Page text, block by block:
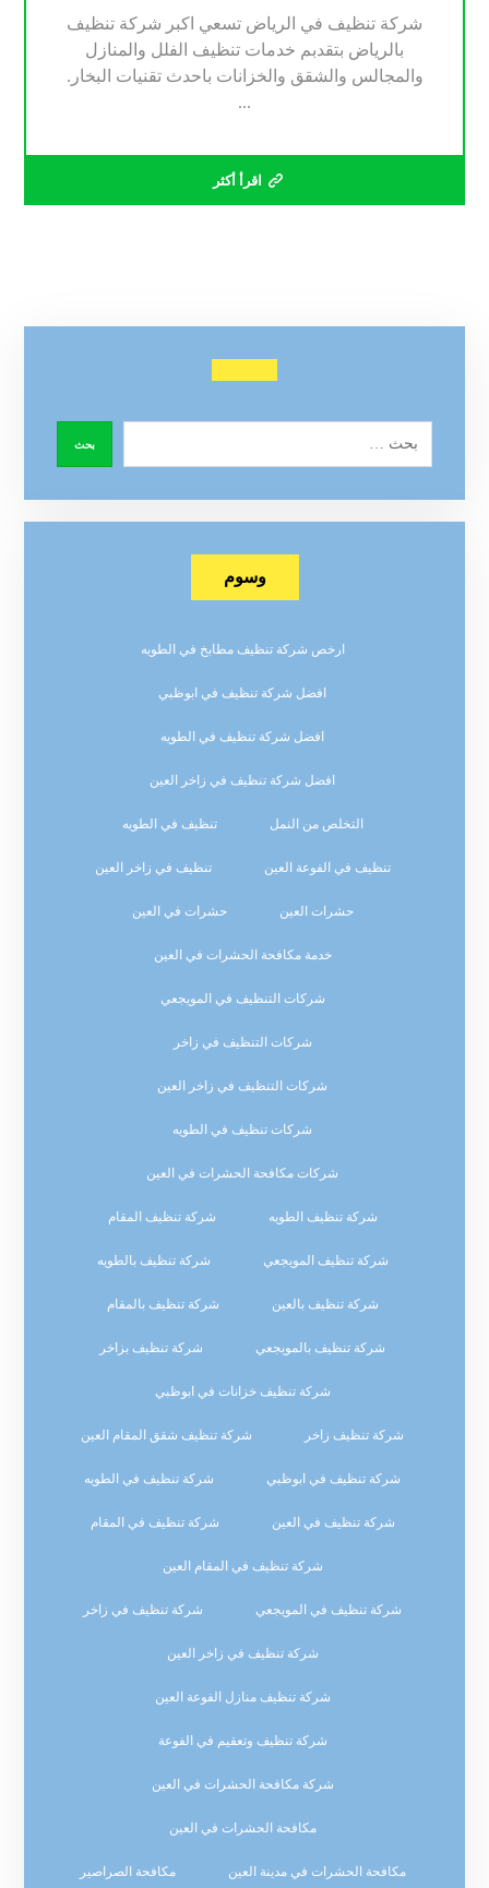
شركة تنظيف في الرياض تسعي اكبر شركة تنظيف
بالرياض بتقدبم خدمات تنظيف الفلل والمنازل
والمجالس والشقق والخزانات باحدث تقنيات البخار.
...
اقرأ أكثر
وسوم
ارخص شركة تنظيف مطابخ في الطويه
افضل شركة تنظيف في ابوظبي
افضل شركة تنظيف في الطويه
افضل شركة تنظيف في زاخر العين
التخلص من النمل تنظيف في الطويه
تنظيف في الفوعة العين تنظيف في زاخر العين
حشرات العين حشرات في العين
خدمة مكافحة الحشرات في العين
شركات التنظيف في المويجعي
شركات التنظيف في زاخر
شركات التنظيف في زاخر العين
شركات تنظيف في الطويه
شركات مكافحة الحشرات في العين
شركة تنظيف الطويه شركة تنظيف المقام
شركة تنظيف المويجعي شركة تنظيف بالطويه
شركة تنظيف بالعين شركة تنظيف بالمقام
شركة تنظيف بالمويجعي شركة تنظيف بزاخر
شركة تنظيف خزانات في ابوظبي
شركة تنظيف زاخر شركة تنظيف شقق المقام العين
شركة تنظيف في ابوظبي شركة تنظيف في الطويه
شركة تنظيف في العين شركة تنظيف في المقام
شركة تنظيف في المقام العين
شركة تنظيف في المويجعي شركة تنظيف في زاخر
شركة تنظيف في زاخر العين
شركة تنظيف منازل الفوعة العين
شركة تنظيف وتعقيم في الفوعة
شركة مكافحة الحشرات في العين
مكافحة الحشرات في العين
مكافحة الحشرات في مدينة العين مكافحة الصراصير